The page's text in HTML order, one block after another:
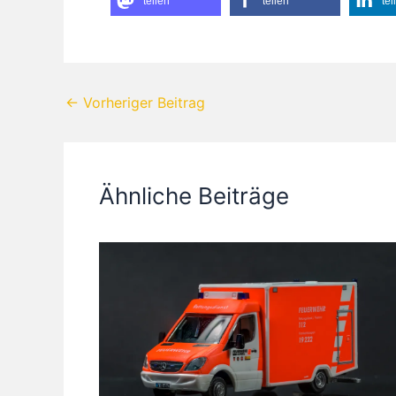
← Vorheriger Beitrag
Ähnliche Beiträge